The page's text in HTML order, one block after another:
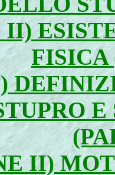
FISICA
II)